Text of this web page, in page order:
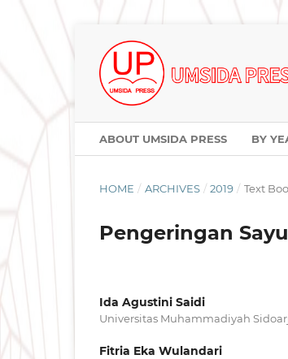
ABOUT UMSIDA PRESS BY
HOME / ARCHIVES / 2019 / Text
Pengeringan
Ida Agustini Saidi
Universitas Muhammadiyah
Fitria Eka Wulandari